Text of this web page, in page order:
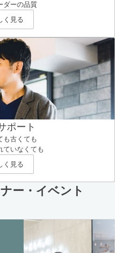
ダーの品質
く見る
ポート
も古くても
ていなくても
く見る
ー・イベント